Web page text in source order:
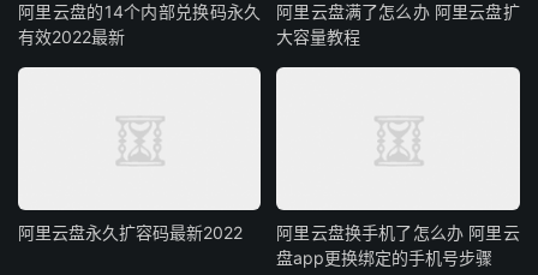
阿里云盘的14个内部兑换码永久
有效2022最新
阿里云盘满了怎么办 阿里云盘扩
大容量教程
阿里云盘永久扩容码最新2022
阿里云盘换手机了怎么办 阿里云
盘app更换绑定的手机号步骤